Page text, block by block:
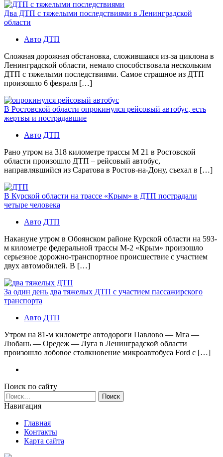
Два ДТП с тяжелыми последствиями в Ленинградской
области
Авто ДТП
Сложная дорожная обстановка, сложившаяся из-за циклона в
Ленинградской области, немало способствовала нескольким
ДТП с тяжелыми последствиями. Самое страшное из ДТП
произошло 6 февраля […]
В Ростовской области опрокинулся рейсовый автобус, есть
жертвы и пострадавшие
Авто ДТП
Рано утром на 318 километре трассы М 21 в Ростовской
области произошло ДТП – рейсовый автобус,
направлявшийся из Саратова в Ростов-на-Дону, съехал в […]
В Курской области на трассе «Крым» в ДТП пострадали
четыре человека
Авто ДТП
Накануне утром в Обоянском районе Курской области на 593-
м километре федеральной трассы М-2 «Крым» произошло
серьезное дорожно-транспортное происшествие с участием
двух автомобилей. В […]
За один день два тяжелых ДТП с участием пассажирского
транспорта
Авто ДТП
Утром на 81-м километре автодороги Павлово — Мга —
Любань — Оредеж — Луга в Ленинградской области
произошло лобовое столкновение микроавтобуса Ford с […]
Поиск по сайту
Найти:
Навигация
Главная
Контакты
Карта сайта